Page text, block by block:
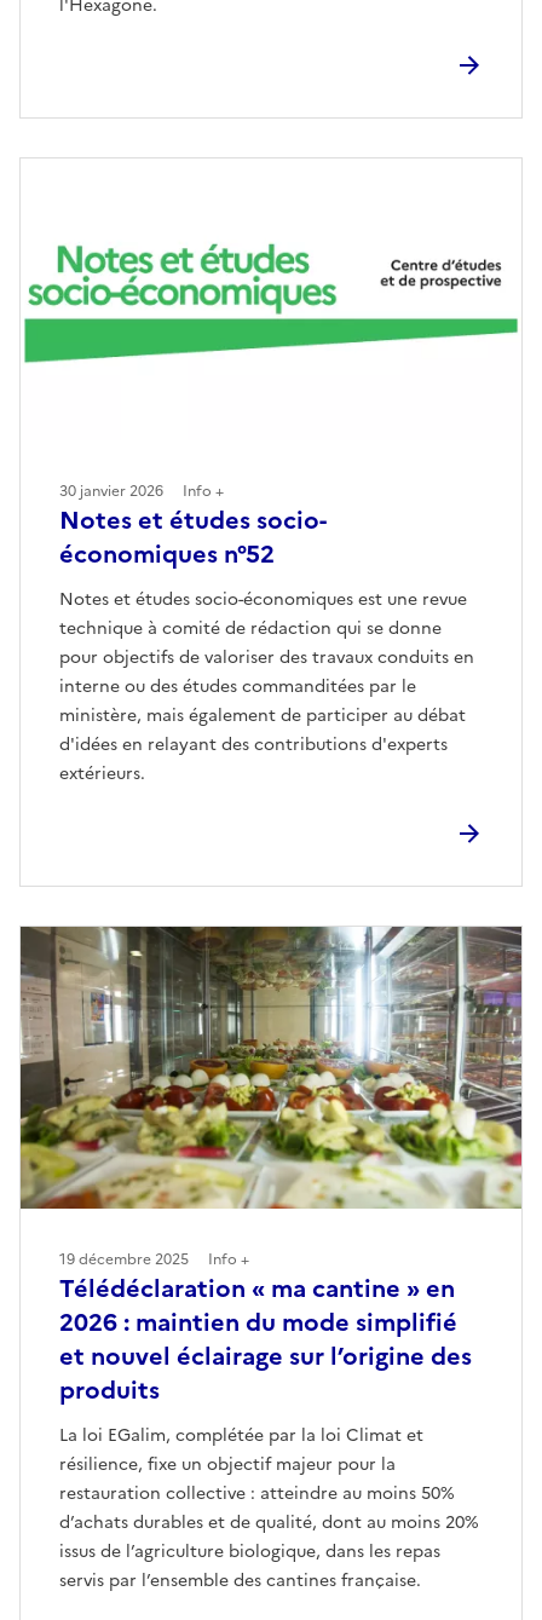
l'Hexagone.
Notes et études socio-
économiques n°52
Notes et études socio-économiques est une revue
technique à comité de rédaction qui se donne
pour objectifs de valoriser des travaux conduits en
interne ou des études commanditées par le
ministère, mais également de participer au débat
d'idées en relayant des contributions d'experts
extérieurs.
30 janvier 2026 Info +
Télédéclaration « ma cantine » en
2026 : maintien du mode simplifié
et nouvel éclairage sur l’origine des
produits
La loi EGalim, complétée par la loi Climat et
résilience, fixe un objectif majeur pour la
restauration collective : atteindre au moins 50%
d’achats durables et de qualité, dont au moins 20%
issus de l’agriculture biologique, dans les repas
servis par l’ensemble des cantines française.
19 décembre 2025 Info +